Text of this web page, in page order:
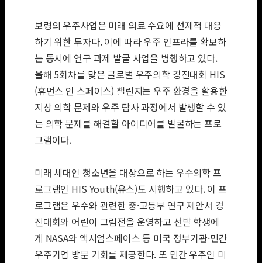
보령의 우주사업은 미래 의료 수요에 선제적 대응
하기 위한 투자다. 이에 따라 우주 인프라를 확보하
는 동시에 연구 과제 발굴 사업을 병행하고 있다.
올해 5회차를 맞은 글로벌 우주의학 경진대회 HIS
(휴먼스 인 스페이스) 챌린지는 우주 환경을 활용한
지상 의학 문제와 우주 탐사 과정에서 발생할 수 있
는 의학 문제를 해결할 아이디어를 발굴하는 프로
그램이다.
미래 세대인 청소년을 대상으로 하는 우수의학 프
로그램인 HIS Youth(유스)도 시행하고 있다. 이 프
로그램은 우수와 관련한 중·고등부 연구 제안서 경
진대회와 어린이 그림전을 운영하고 선발 학생에
게 NASA와 액시엄스페이스 등 미국 정부기관·민간
우주기업 방문 기회를 제공한다. 또 민간 우주인 미